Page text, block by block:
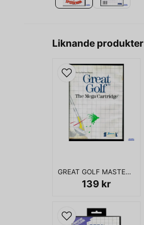
Liknande produkter
GREAT GOLF MASTERSYSTEM
139 kr